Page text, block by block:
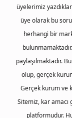
üyelerimiz
üye olarak bu
herhangi bir
paylaşılmaktadır.
olup, gerçek
Gerçek kurum ve
Sitemiz, kar
platformudur.